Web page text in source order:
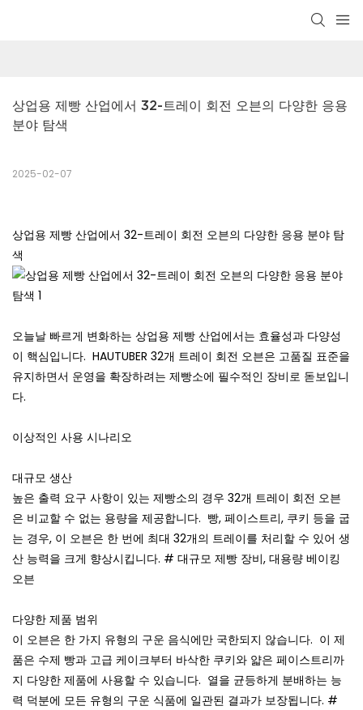
상업용 제빵 산업에서 32-트레이 회전 오븐의 다양한 응용
분야 탐색
2025-02-07
상업용 제빵 산업에서 32-트레이 회전 오븐의 다양한 응용 분야 탐
색
오늘날 빠르게 변화하는 상업용 제빵 산업에서는 효율성과 다양성
이 핵심입니다. HAUTUBER 32개 트레이 회전 오븐은 고품질 표준을
유지하면서 운영을 확장하려는 제빵소에 필수적인 장비로 돋보입니
다.
이상적인 사용 시나리오
대규모 생산
높은 출력 요구 사항이 있는 제빵소의 경우 32개 트레이 회전 오븐
은 비교할 수 없는 용량을 제공합니다. 빵, 페이스트리, 쿠키 등을 굽
는 경우, 이 오븐은 한 번에 최대 32개의 트레이를 처리할 수 있어 생
산 능력을 크게 향상시킵니다. # 대규모 제빵 장비, 대용량 베이킹
오븐
다양한 제품 범위
이 오븐은 한 가지 유형의 구운 음식에만 국한되지 않습니다. 이 제
품은 수제 빵과 고급 케이크부터 바삭한 쿠키와 얇은 페이스트리까
지 다양한 제품에 사용할 수 있습니다. 열을 균등하게 분배하는 능
력 덕분에 모든 유형의 구운 식품에 일관된 결과가 보장됩니다. #